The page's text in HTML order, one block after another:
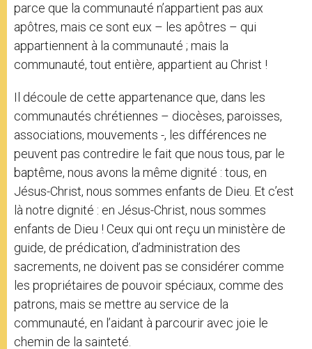
parce que la communauté n’appartient pas aux
apôtres, mais ce sont eux – les apôtres – qui
appartiennent à la communauté ; mais la
communauté, tout entière, appartient au Christ !
Il découle de cette appartenance que, dans les
communautés chrétiennes – diocèses, paroisses,
associations, mouvements -, les différences ne
peuvent pas contredire le fait que nous tous, par le
baptême, nous avons la même dignité : tous, en
Jésus-Christ, nous sommes enfants de Dieu. Et c’est
là notre dignité : en Jésus-Christ, nous sommes
enfants de Dieu ! Ceux qui ont reçu un ministère de
guide, de prédication, d’administration des
sacrements, ne doivent pas se considérer comme
les propriétaires de pouvoir spéciaux, comme des
patrons, mais se mettre au service de la
communauté, en l’aidant à parcourir avec joie le
chemin de la sainteté.